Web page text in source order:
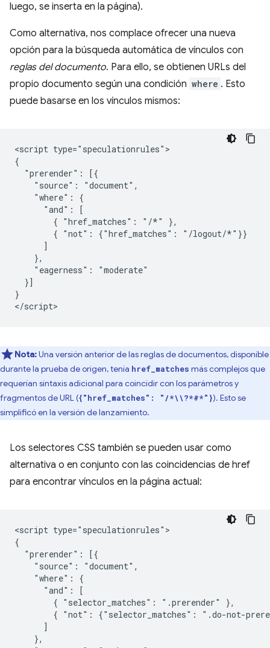
luego, se inserta en la página).
Como alternativa, nos complace ofrecer una nueva
opción para la búsqueda automática de vínculos con
reglas del documento. Para ello, se obtienen URLs del
propio documento según una condición where . Esto
puede basarse en los vínculos mismos:
<script type="speculationrules">
{
  "prerender": [{
    "source": "document",
    "where": {
      "and": [
        { "href_matches": "/*" },
        { "not": {"href_matches": "/logout/*"}}
      ]
    },
    "eagerness": "moderate"
  }]
}
Nota:Una versión anterior de las reglas de documentos, disponible
durante la prueba de origen, tenía href_matches más complejos que
requerían sintaxis adicional para coincidir con los parámetros y
fragmentos de URL ({"href_matches": "/*\\?*#*"}). Esto se
simplificó en la versión de lanzamiento.
Los selectores CSS también se pueden usar como
alternativa o en conjunto con las coincidencias de href
para encontrar vínculos en la página actual:
<script type="speculationrules">
{
  "prerender": [{
    "source": "document",
    "where": {
      "and": [
        { "selector_matches": ".prerender" },
{ "not": {"selector_matches": ".do-not-
      ]
    },